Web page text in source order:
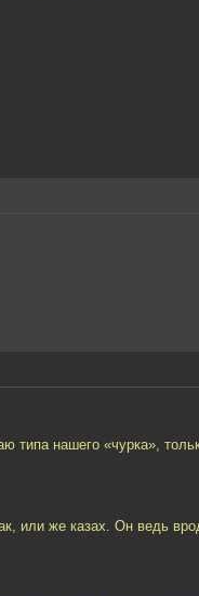
типа нашего «чурка»,
или же казах. Он ведь